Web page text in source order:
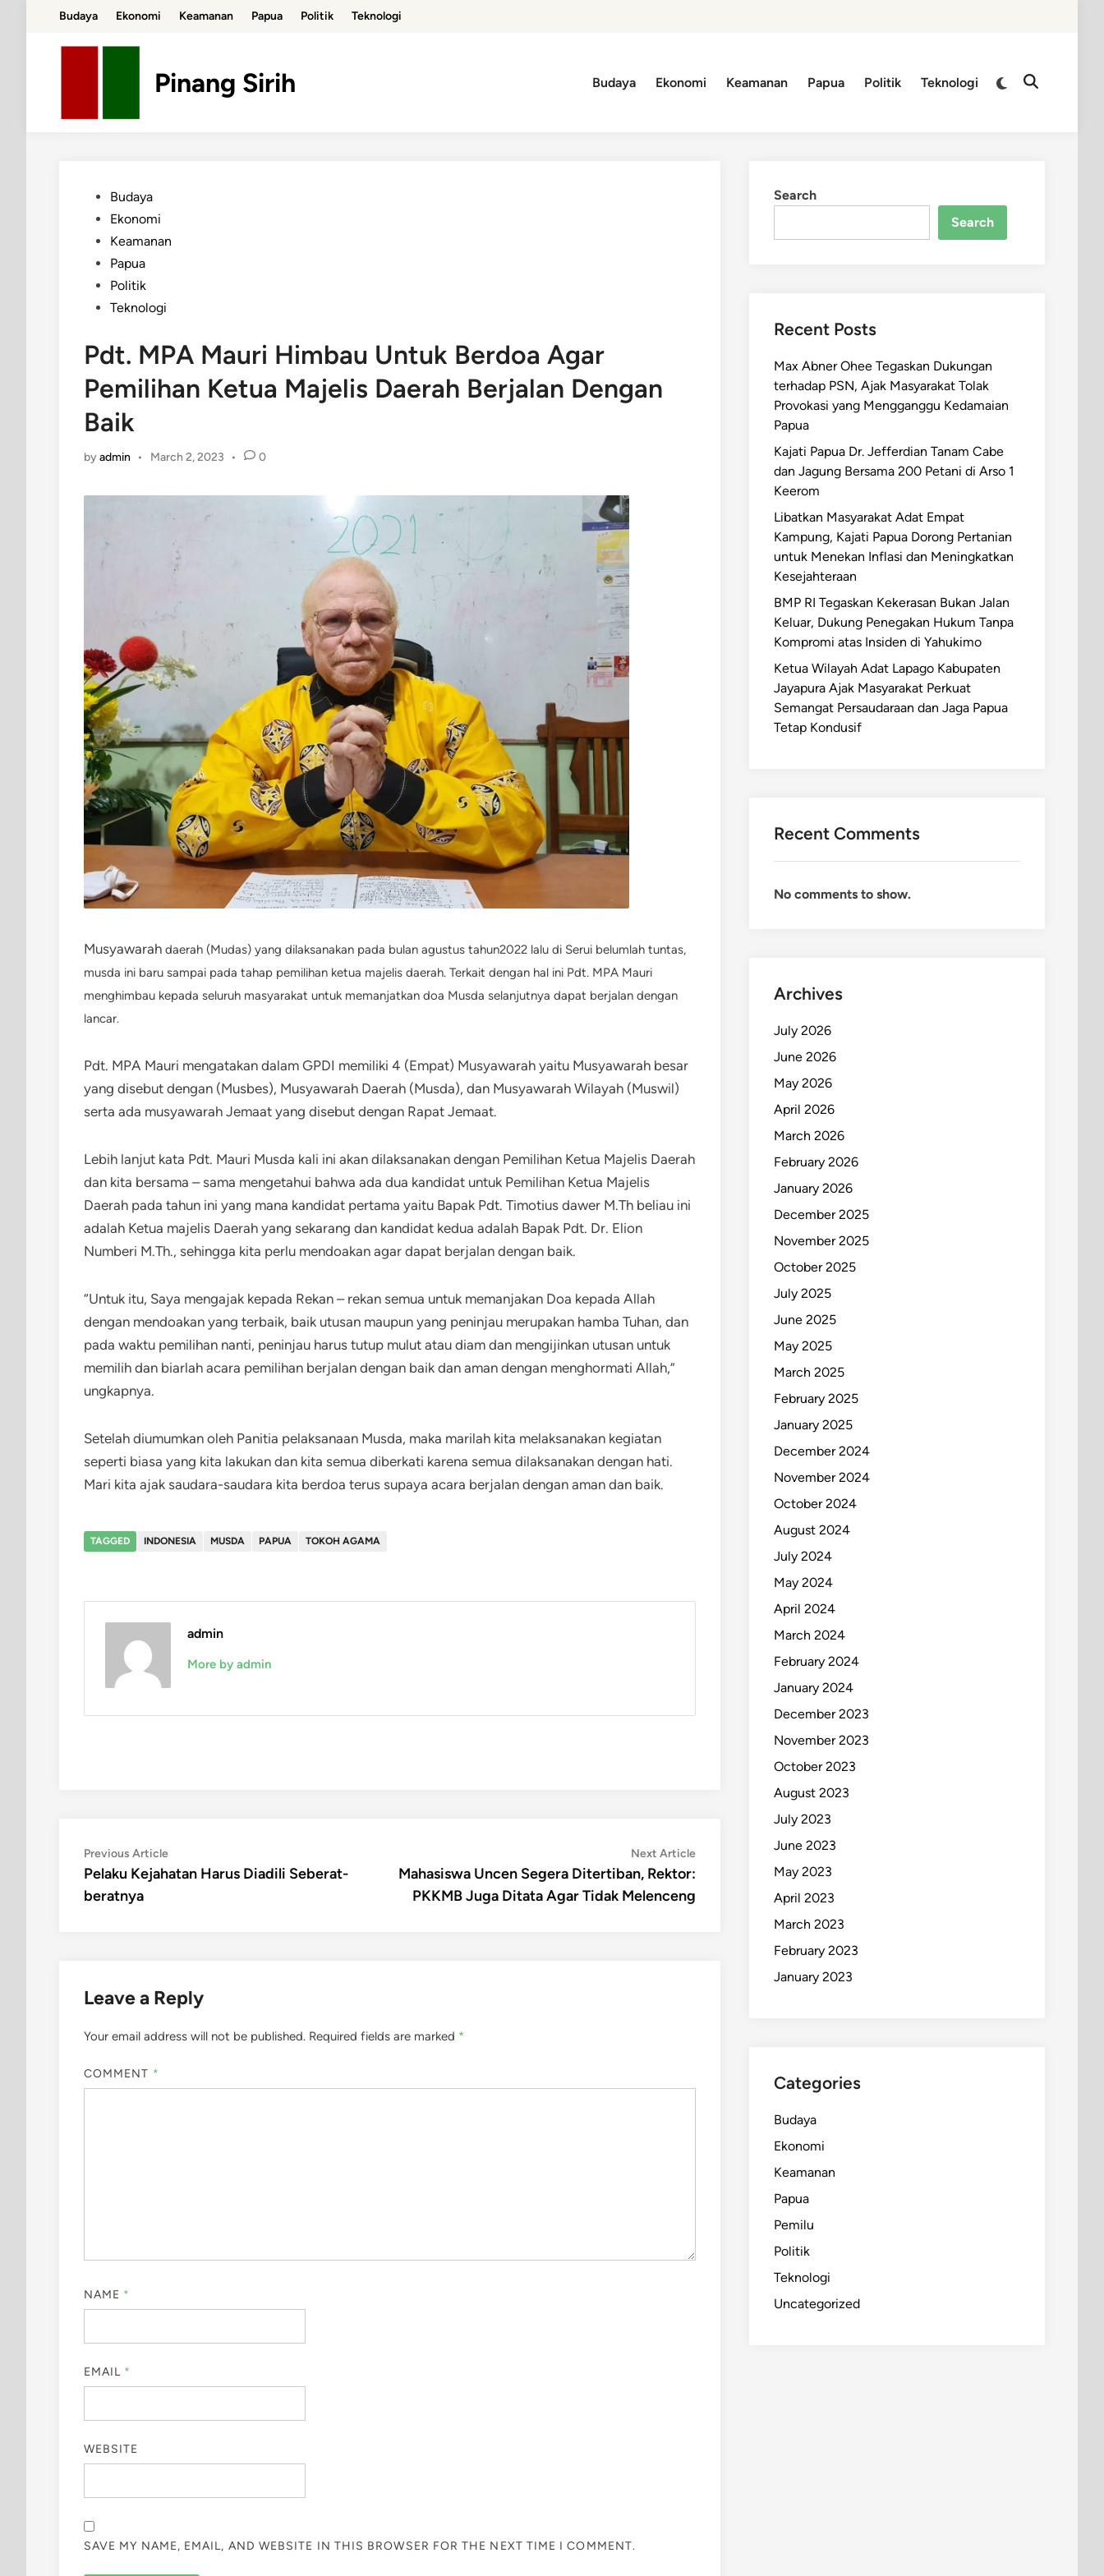
content
Budaya Ekonomi Keamanan Papua Politik Teknologi
Pinang Sirih Budaya Ekonomi Keamanan Papua Politik Teknologi
Switch
to
Open
PostedBudaya
Ekonomi
Keamanan
Papua
Politik
Teknologi
Pdt. MPA Mauri Himbau Untuk Berdoa Agar
Pemilihan Ketua Majelis Daerah Berjalan Dengan
Baik
byadmin • March 2, 2023 • 0
Musyawarah daerah (Mudas) yang dilaksanakan pada bulan agustus tahun2022 lalu di Serui belumlah tuntas,
musda ini baru sampai pada tahap pemilihan ketua majelis daerah. Terkait dengan hal ini Pdt. MPA Mauri
menghimbau kepada seluruh masyarakat untuk memanjatkan doa Musda selanjutnya dapat berjalan dengan
lancar.
Pdt. MPA Mauri mengatakan dalam GPDI memiliki 4 (Empat) Musyawarah yaitu Musyawarah besar
yang disebut dengan (Musbes), Musyawarah Daerah (Musda), dan Musyawarah Wilayah (Muswil)
serta ada musyawarah Jemaat yang disebut dengan Rapat Jemaat.
Lebih lanjut kata Pdt. Mauri Musda kali ini akan dilaksanakan dengan Pemilihan Ketua Majelis Daerah
dan kita bersama – sama mengetahui bahwa ada dua kandidat untuk Pemilihan Ketua Majelis
Daerah pada tahun ini yang mana kandidat pertama yaitu Bapak Pdt. Timotius dawer M.Th beliau ini
adalah Ketua majelis Daerah yang sekarang dan kandidat kedua adalah Bapak Pdt. Dr. Elion
Numberi M.Th., sehingga kita perlu mendoakan agar dapat berjalan dengan baik.
“Untuk itu, Saya mengajak kepada Rekan – rekan semua untuk memanjakan Doa kepada Allah
dengan mendoakan yang terbaik, baik utusan maupun yang peninjau merupakan hamba Tuhan, dan
pada waktu pemilihan nanti, peninjau harus tutup mulut atau diam dan mengijinkan utusan untuk
memilih dan biarlah acara pemilihan berjalan dengan baik dan aman dengan menghormati Allah,”
ungkapnya.
Setelah diumumkan oleh Panitia pelaksanaan Musda, maka marilah kita melaksanakan kegiatan
seperti biasa yang kita lakukan dan kita semua diberkati karena semua dilaksanakan dengan hati.
Mari kita ajak saudara-saudara kita berdoa terus supaya acara berjalan dengan aman dan baik.
TAGGED INDONESIA MUSDA PAPUA TOKOH AGAMA
admin
More by admin
Post
navigation
Previous ArticlePrevious
article:
Pelaku Kejahatan Harus Diadili Seberat-
beratnya
Next ArticleNext
Mahasiswa Uncen Segera Ditertiban, Rektor:
PKKMB Juga Ditata Agar Tidak Melenceng
Leave a Reply
Your email address will not be published. Required fields are marked *
COMMENT *
NAME *
EMAIL *
WEBSITE
SAVE MY NAME, EMAIL, AND WEBSITE IN THIS BROWSER FOR THE NEXT TIME I COMMENT.
Search
Search
Recent Posts
Max Abner Ohee Tegaskan Dukungan
terhadap PSN, Ajak Masyarakat Tolak
Provokasi yang Mengganggu Kedamaian
Papua
Kajati Papua Dr. Jefferdian Tanam Cabe
dan Jagung Bersama 200 Petani di Arso 1
Keerom
Libatkan Masyarakat Adat Empat
Kampung, Kajati Papua Dorong Pertanian
untuk Menekan Inflasi dan Meningkatkan
Kesejahteraan
BMP RI Tegaskan Kekerasan Bukan Jalan
Keluar, Dukung Penegakan Hukum Tanpa
Kompromi atas Insiden di Yahukimo
Ketua Wilayah Adat Lapago Kabupaten
Jayapura Ajak Masyarakat Perkuat
Semangat Persaudaraan dan Jaga Papua
Tetap Kondusif
Recent Comments
No comments to show.
Archives
July 2026
June 2026
May 2026
April 2026
March 2026
February 2026
January 2026
December 2025
November 2025
October 2025
July 2025
June 2025
May 2025
March 2025
February 2025
January 2025
December 2024
November 2024
October 2024
August 2024
July 2024
May 2024
April 2024
March 2024
February 2024
January 2024
December 2023
November 2023
October 2023
August 2023
July 2023
June 2023
May 2023
April 2023
March 2023
February 2023
January 2023
Categories
Budaya
Ekonomi
Keamanan
Papua
Pemilu
Politik
Teknologi
Uncategorized